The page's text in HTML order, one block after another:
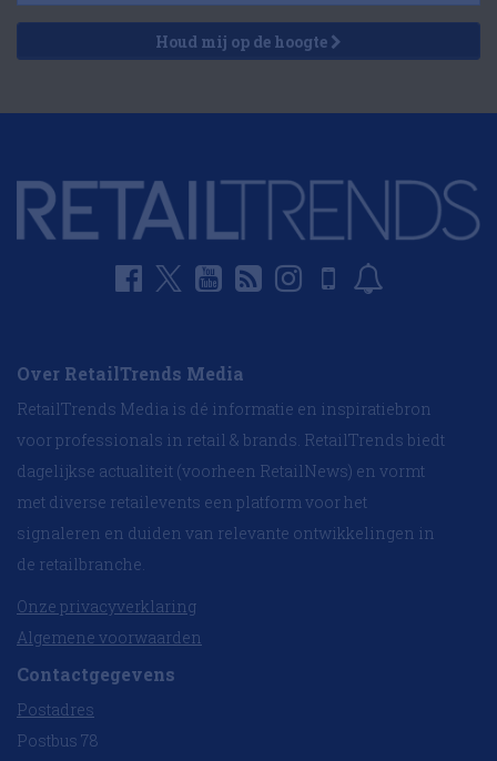
Houd mij op de hoogte
Over RetailTrends Media
RetailTrends Media is dé informatie en inspiratiebron
voor professionals in retail & brands. RetailTrends biedt
dagelijkse actualiteit (voorheen RetailNews) en vormt
met diverse retailevents een platform voor het
signaleren en duiden van relevante ontwikkelingen in
de retailbranche.
Onze privacyverklaring
Algemene voorwaarden
Contactgegevens
Postadres
Postbus 78